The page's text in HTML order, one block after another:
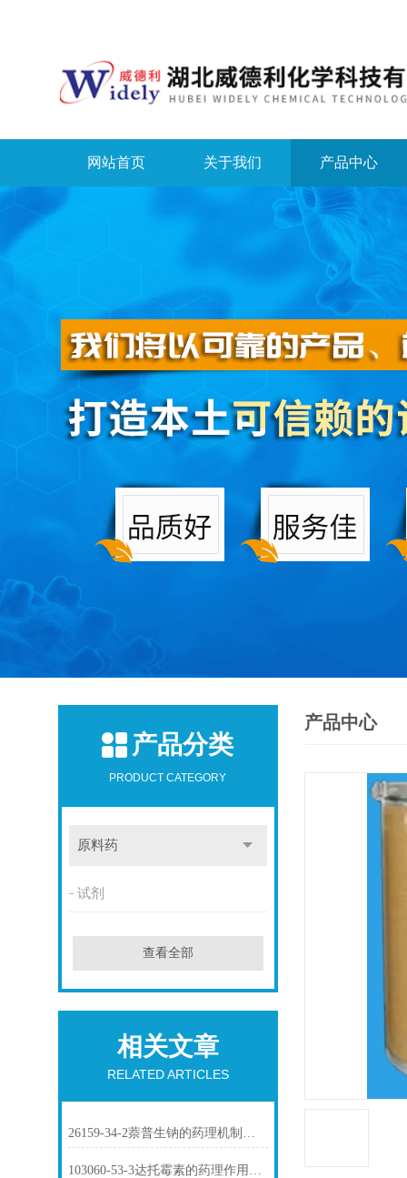
网站首页 关于我们 产品中心
产品分类
PRODUCT CATEGORY
原料药
试剂
查看全部
相关文章
RELATED ARTICLES
26159-34-2萘普生钠的药理机制与临床应用
103060-53-3达托霉素的药理作用介绍
产品中心